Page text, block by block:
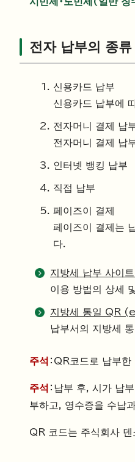
전자 납부의 종류
신용카드 납부
신용카드 납부에
전자머니 결제 납
전자머니 결제 납
인터넷 뱅킹 납부
직접 납부
페이즈이 결제
페이즈이 결제는
다.
지방세 납부 사이트
이용 방법의 상세
지방세 통일 QR
납부서의 지방세
주석 ：QR코드로 납부
주석 ：납부 후, 시가 납
부하고, 영수증을 수납
QR 코드는 주식회사